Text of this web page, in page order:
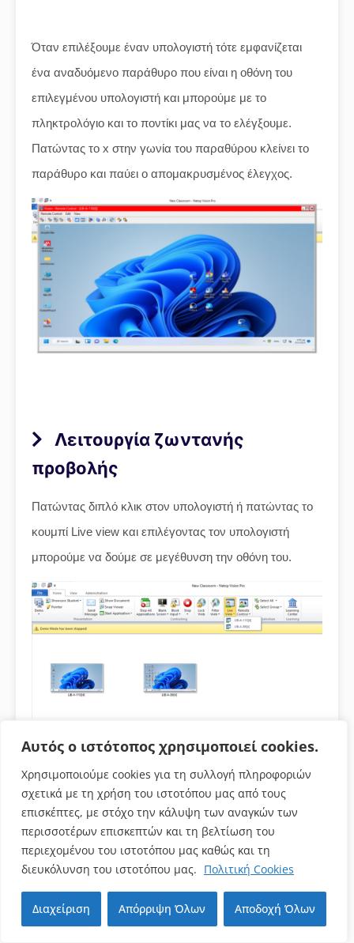
Αυτός ο ιστότοπος χρησιμοποιεί cookies.
Χρησιμοποιούμε cookies για τη συλλογή πληροφοριών
σχετικά με τη χρήση του ιστοτόπου μας από τους
επισκέπτες, με στόχο την κάλυψη των αναγκών των
περισσοτέρων επισκεπτών και τη βελτίωση του
περιεχομένου του ιστοτόπου μας καθώς και τη
διευκόλυνση του ιστοτόπου μας. Πολιτική Cookies
Διαχείριση Απόρριψη Όλων Αποδοχή Όλων
Επιστροφή στην αρχή
Όταν επιλέξουμε έναν υπολογιστή τότε εμφανίζεται
ένα αναδυόμενο παράθυρο που είναι η οθόνη του
επιλεγμένου υπολογιστή και μπορούμε με το
πληκτρολόγιο και το ποντίκι μας να το ελέγξουμε.
Πατώντας το x στην γωνία του παραθύρου κλείνει το
παράθυρο και παύει ο απομακρυσμένος έλεγχος.
Λειτουργία ζωντανής
προβολής
Πατώντας διπλό κλικ στον υπολογιστή ή πατώντας το
κουμπί Live view και επιλέγοντας τον υπολογιστή
μπορούμε να δούμε σε μεγέθυνση την οθόνη του.
Μαζί με την οθόνη του υπολογιστή στο πάνω αριστερό
μέρος εμφανίζονται κάποιες συντομεύσεις οι οποίες
είναι: απομακρυσμένος έλεγχος του υπολογιστή, κοινή
χρήση της οθόνης του φοιτητή με την υπόλοιπη τάξη
καθώς και λειτουργία προσοχής μόνο για αυτόν τον
υπολογιστή.